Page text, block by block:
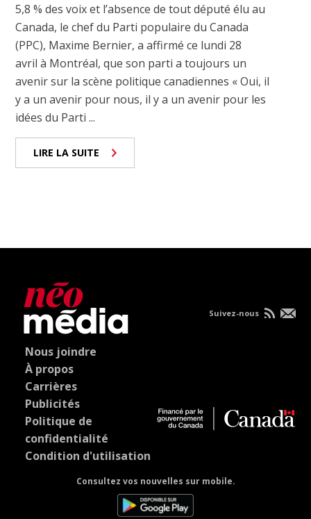
5,8 % des voix et l’absence de tout député élu au
Canada, le chef du Parti populaire du Canada
(PPC), Maxime Bernier, a affirmé ce lundi 28
avril à Montréal, que son parti a toujours un
avenir sur la scène politique canadiennes « Oui, il
y a un avenir pour nous, il y a un avenir pour les
idées du Parti ...
LIRE LA SUITE
Nous joindre
À propos
Carrières
Publicités
Politique de
confidentialité
Condition d'utilisation
Consultez vos nouvelles sur mobile.
Suivez-nous